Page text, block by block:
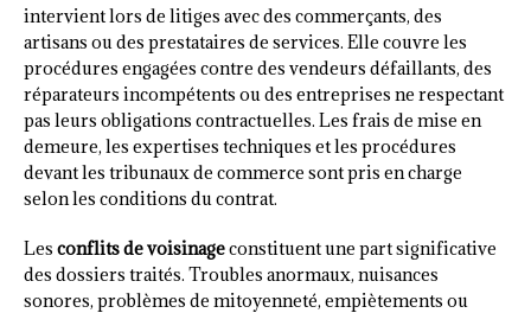
intervient lors de litiges avec des commerçants, des
artisans ou des prestataires de services. Elle couvre les
procédures engagées contre des vendeurs défaillants, des
réparateurs incompétents ou des entreprises ne respectant
pas leurs obligations contractuelles. Les frais de mise en
demeure, les expertises techniques et les procédures
devant les tribunaux de commerce sont pris en charge
selon les conditions du contrat.
Les conflits de voisinageconstituent une part significative
des dossiers traités. Troubles anormaux, nuisances
sonores, problèmes de mitoyenneté, empiètements ou